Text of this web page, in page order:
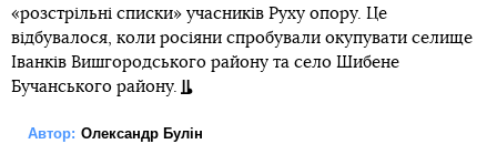
«розстрільні списки» учасників Руху опору. Це
відбувалося, коли росіяни спробували окупувати селище
Іванків Вишгородського району та село Шибене
Бучанського району.
Автор: Олександр Булін